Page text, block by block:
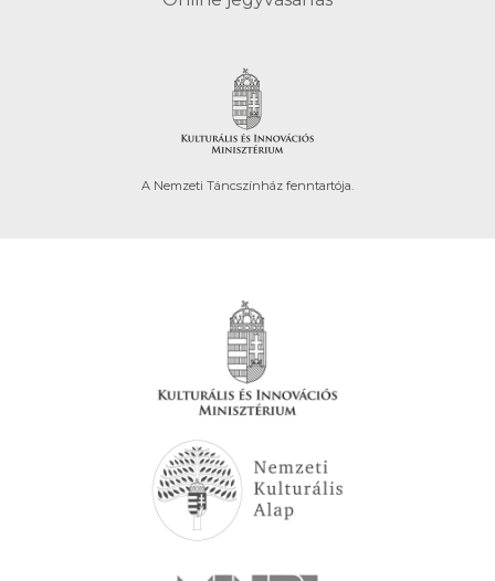
A Nemzeti Táncszínház fenntartója.